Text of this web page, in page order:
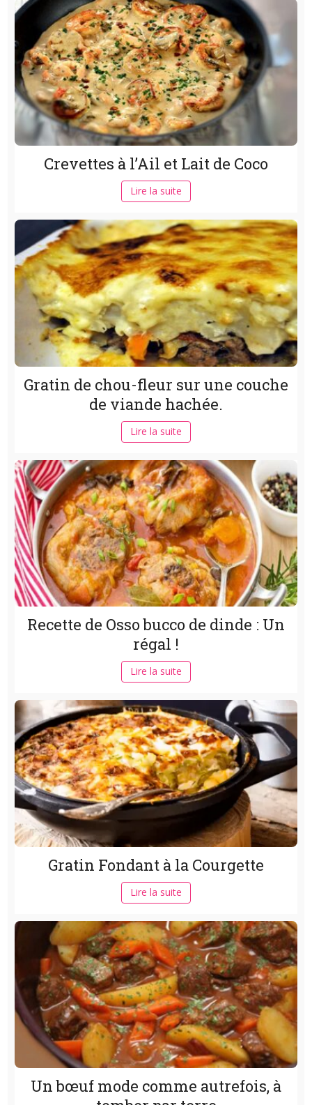
Crevettes à l’Ail et Lait de Coco
Lire la suite
Gratin de chou-fleur sur une couche
de viande hachée.
Lire la suite
Recette de Osso bucco de dinde : Un
régal !
Lire la suite
Gratin Fondant à la Courgette
Lire la suite
Un bœuf mode comme autrefois, à